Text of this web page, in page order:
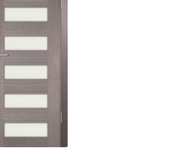
Притворная планка
Наличник
Добор 100 мм.
Наличник прямой PP, грей мелинга 80*10*2150, телескоп